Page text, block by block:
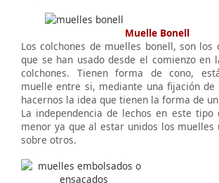
Muelle Bonell
Los colchones de muelles bonell, son los
que se han usado desde el comienzo en
colchones. Tienen forma de cono,
muelle entre si, mediante una fijación de
hacernos la idea que tienen la forma de
La independencia de lechos en este tipo
menor ya que al estar unidos los muelles
sobre otros.